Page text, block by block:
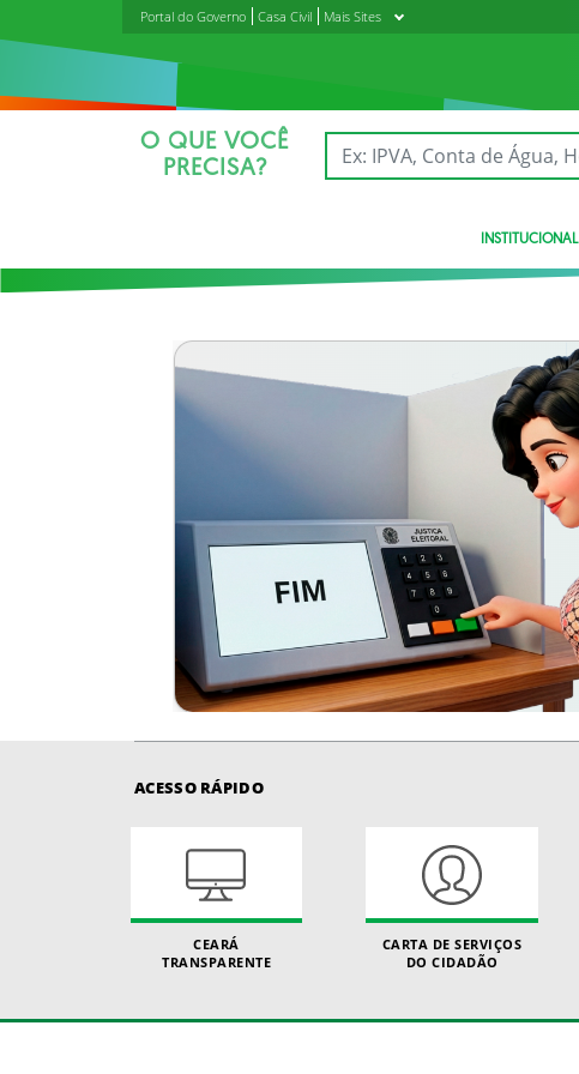
Portal do Governo Casa Civil Mais Sites
O QUE VOCÊ
PRECISA?
INSTITUCIONAL
ACESSO RÁPIDO
CEARÁ
TRANSPARENTE
CARTA DE SERVIÇOS
DO CIDADÃO